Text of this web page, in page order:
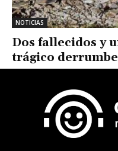
NOTICIAS
Dos fallecidos y
trágico